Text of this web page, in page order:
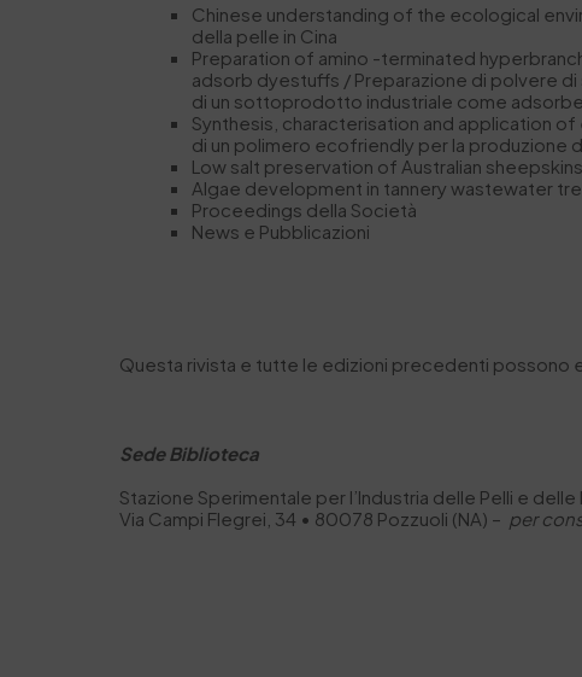
Chinese understanding of the ecological
della pelle in Cina
Preparation of amino -terminated
adsorb dyestuffs / Preparazione di polvere di
di un sottoprodotto industriale come
Synthesis, characterisation and application
di un polimero ecofriendly per la produzione
Low salt preservation of Australian
Algae development in tannery wastewater
Proceedings della Società
News e Pubblicazioni
Questa rivista e tutte le edizioni precedenti possono
Sede Biblioteca
Stazione Sperimentale per I’Industria delle Pelli e
Via Campi Flegrei, 34 • 80078 Pozzuoli (NA) – per